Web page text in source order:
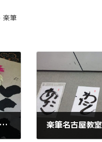
楽筆